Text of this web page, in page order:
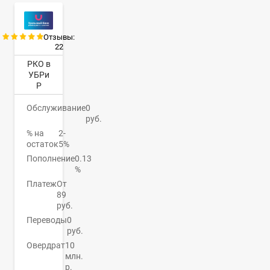
Отзывы:
22
РКО в
УБРи
Р
Обслуживание0
руб.
% на
остаток
2-
5%
Пополнение0.13
%
ПлатежОт
89
руб.
Переводы0
руб.
Овердрат10
млн.
р.